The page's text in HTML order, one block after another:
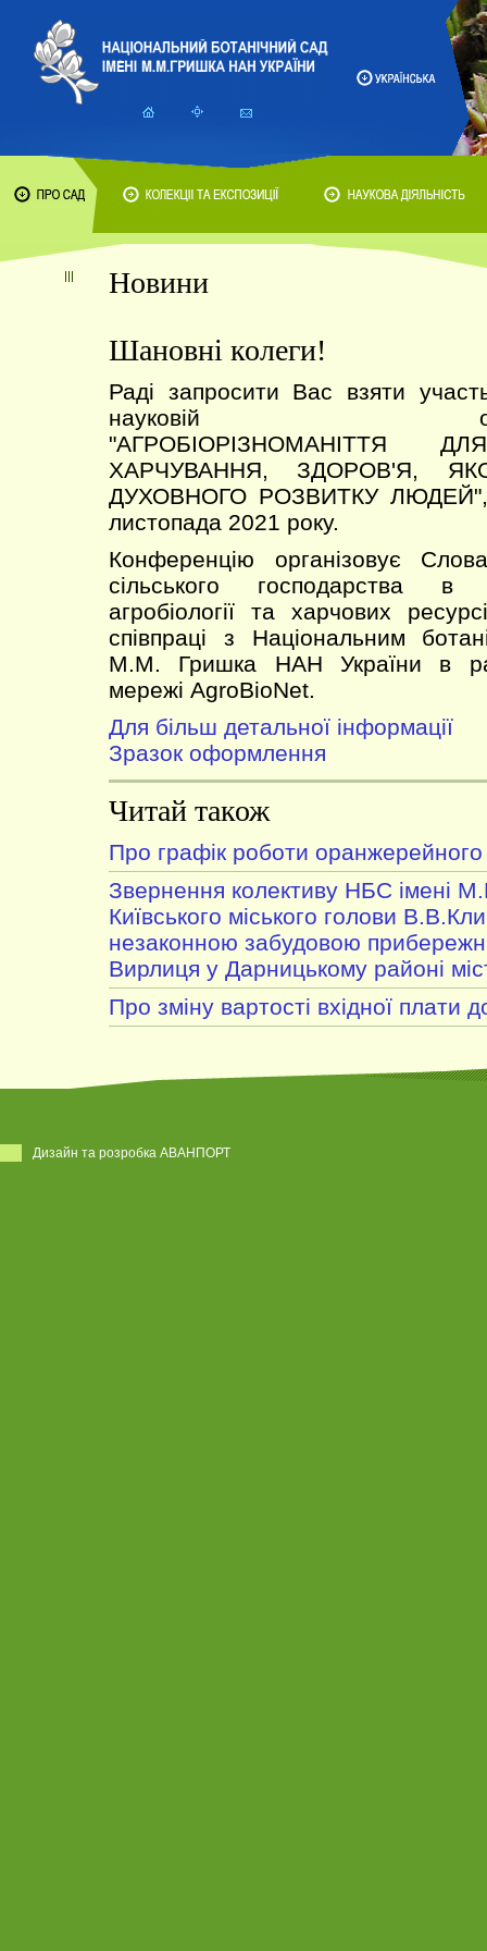
Новини
Шановні колеги!
Раді запросити Вас взяти
науковій онлайн-
"АГРОБІОРІЗНОМАНІТТЯ
ХАРЧУВАННЯ, ЗДОРОВ'Я,
ДУХОВНОГО РОЗВИТКУ ЛЮДЕЙ",
листопада 2021 року.
Конференцію організовує
сільського господарства в
агробіології та харчових
співпраці з Національним
М.М. Гришка НАН України в
мережі AgroBioNet.
Для більш детальної інформації
Зразок оформлення
Читай також
Про графік роботи оранжерейного
Звернення колективу НБС імені
Київського міського голови
незаконною забудовою
Вирлиця у Дарницькому районі
Про зміну вартості вхідної плати
Дизайн та розробка АВАНПОРТ